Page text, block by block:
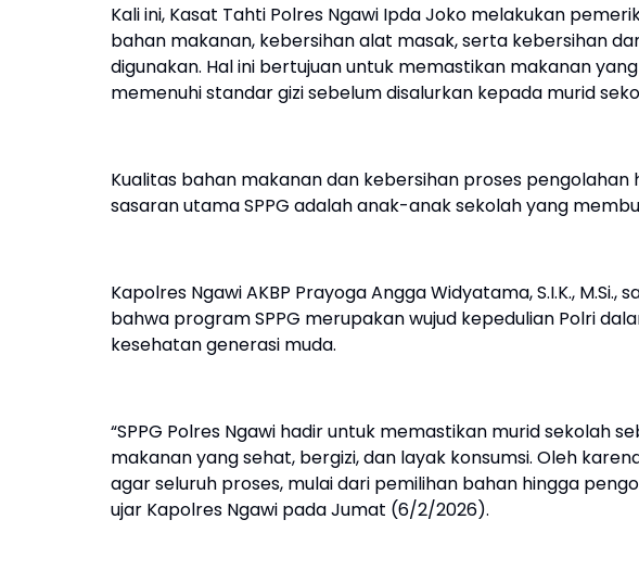
Kali ini, Kasat Tahti Polres Ngawi Ipda Joko melakukan
bahan makanan, kebersihan alat masak, serta kebersihan
digunakan. Hal ini bertujuan untuk memastikan makanan
memenuhi standar gizi sebelum disalurkan kepada murid
Kualitas bahan makanan dan kebersihan proses
sasaran utama SPPG adalah anak-anak sekolah yang
Kapolres Ngawi AKBP Prayoga Angga Widyatama, S.I.K.,
bahwa program SPPG merupakan wujud kepedulian Polri
kesehatan generasi muda.
“SPPG Polres Ngawi hadir untuk memastikan murid sekolah
makanan yang sehat, bergizi, dan layak konsumsi. Oleh
agar seluruh proses, mulai dari pemilihan bahan hingga
ujar Kapolres Ngawi pada Jumat (6/2/2026).